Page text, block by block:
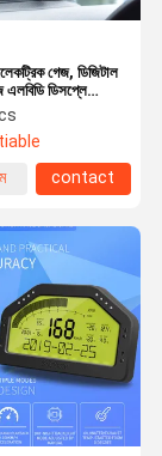
গেজ, ডিজিটাল
এলবিডি ডিসপ্লে
contact